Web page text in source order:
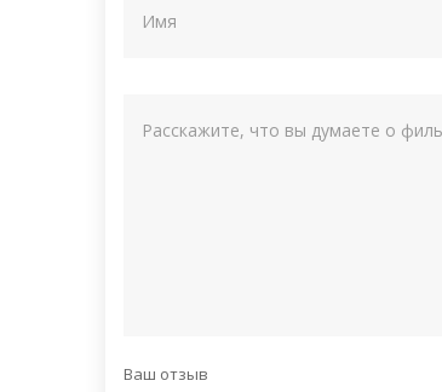
Ваш отзыв